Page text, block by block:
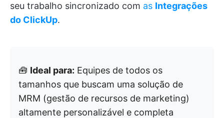
seu trabalho sincronizado com as Integrações
do ClickUp.
🧰 Ideal para: Equipes de todos os
tamanhos que buscam uma solução de
MRM (gestão de recursos de marketing)
altamente personalizável e completa